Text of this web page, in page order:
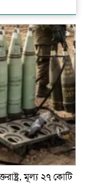
মূল্য ২৭ কোটি